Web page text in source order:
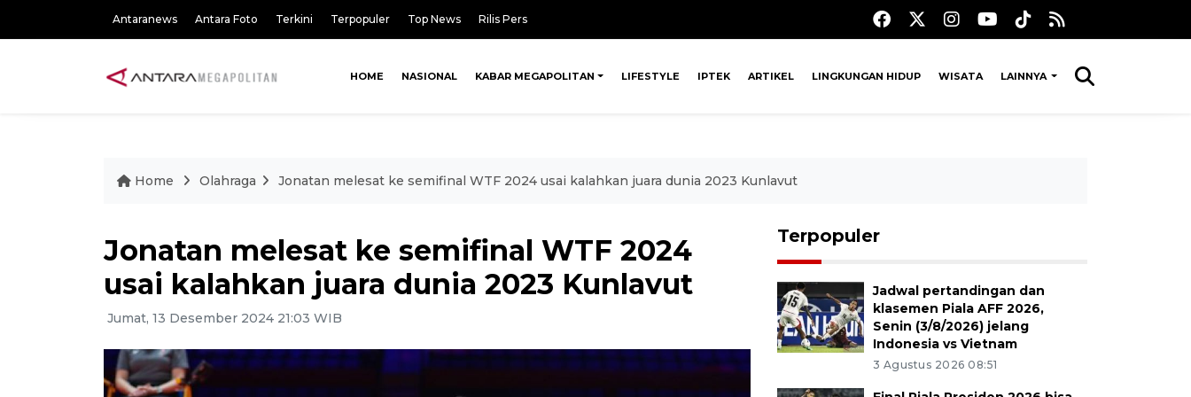
Antaranews Antara Foto Terkini Terpopuler Top News Rilis Pers
HOME NASIONAL KABAR MEGAPOLITAN LIFESTYLE IPTEK ARTIKEL LINGKUNGAN HIDUP WISATA LAINNYA
Home Olahraga Jonatan melesat ke semifinal WTF 2024 usai kalahkan juara dunia 2023 Kunlavut
Jonatan melesat ke semifinal WTF 2024
usai kalahkan juara dunia 2023 Kunlavut
Jumat, 13 Desember 2024 21:03 WIB
Terpopuler
Jadwal pertandingan dan
klasemen Piala AFF 2026,
Senin (3/8/2026) jelang
Indonesia vs Vietnam
3 Agustus 2026 08:51